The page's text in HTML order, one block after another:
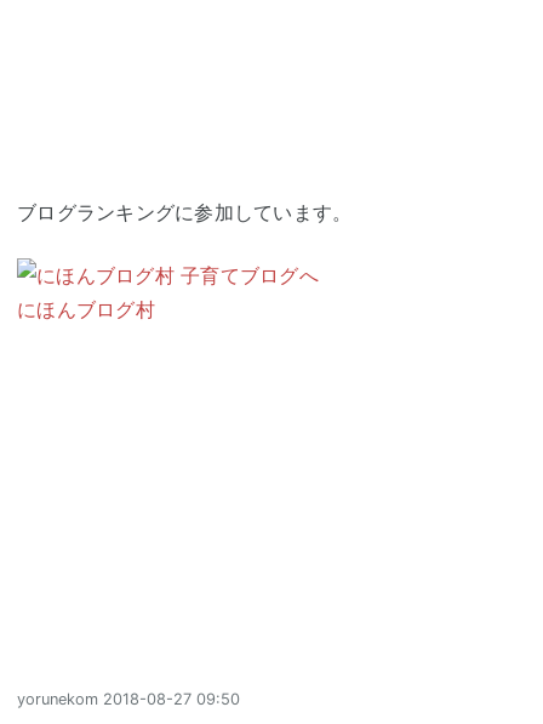
ブログランキングに参加しています。
にほんブログ村
yorunekom 2018-08-27 09:50